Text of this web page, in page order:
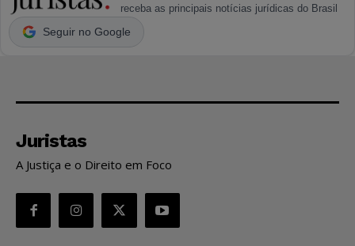
receba as principais notícias jurídicas do Brasil
Seguir no Google
Juristas
A Justiça e o Direito em Foco